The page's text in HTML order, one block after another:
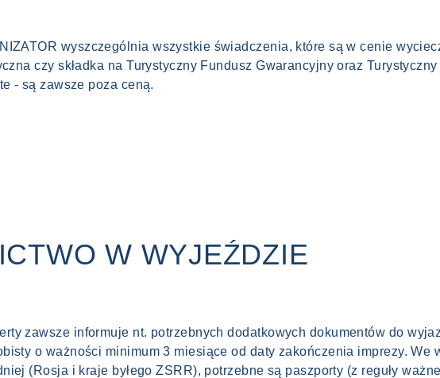
wyszczególnia wszystkie świadczenia, które są w cenie
czy składka na Turystyczny Fundusz Gwarancyjny oraz
- są zawsze poza ceną.
W WYJEŹDZIE
zawsze informuje nt. potrzebnych dodatkowych dokumentów do
o ważności minimum 3 miesiące od daty zakończenia imprezy. We
(Rosja i kraje byłego ZSRR), potrzebne są paszporty (z reguły